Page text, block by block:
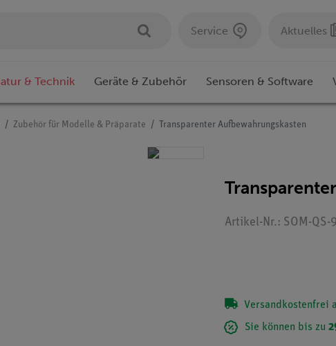
Service Aktuelles
& Technik Geräte & Zubehör Sensoren & Software
Zubehör für Modelle & Präparate Transparenter Aufbewahrungskasten
Artikel-Nr.: SOM-
Versandkostenfrei
Sie können bis zu